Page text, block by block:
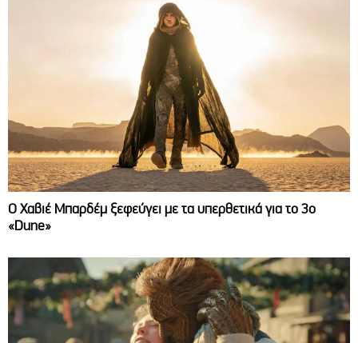
O Χαβιέ Μπαρδέμ ξεφεύγει με τα υπερθετικά για το 3ο
«Dune»